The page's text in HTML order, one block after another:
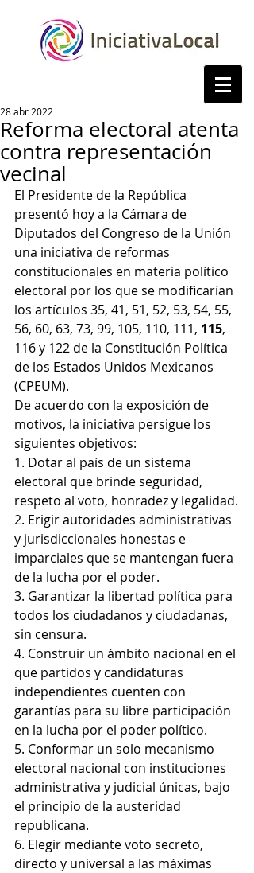
Reforma electoral atenta
contra representación
vecinal
28 abr 2022
El Presidente de la República
presentó hoy a la Cámara de
Diputados del Congreso de la Unión
una iniciativa de reformas
constitucionales en materia político
electoral por los que se modificarían
los artículos 35, 41, 51, 52, 53, 54, 55,
56, 60, 63, 73, 99, 105, 110, 111, 115,
116 y 122 de la Constitución Política
de los Estados Unidos Mexicanos
(CPEUM).
De acuerdo con la exposición de
motivos, la iniciativa persigue los
siguientes objetivos:
1. Dotar al país de un sistema
electoral que brinde seguridad,
respeto al voto, honradez y legalidad.
2. Erigir autoridades administrativas
y jurisdiccionales honestas e
imparciales que se mantengan fuera
de la lucha por el poder.
3. Garantizar la libertad política para
todos los ciudadanos y ciudadanas,
sin censura.
4. Construir un ámbito nacional en el
que partidos y candidaturas
independientes cuenten con
garantías para su libre participación
en la lucha por el poder político.
5. Conformar un solo mecanismo
electoral nacional con instituciones
administrativa y judicial únicas, bajo
el principio de la austeridad
republicana.
6. Elegir mediante voto secreto,
directo y universal a las máximas